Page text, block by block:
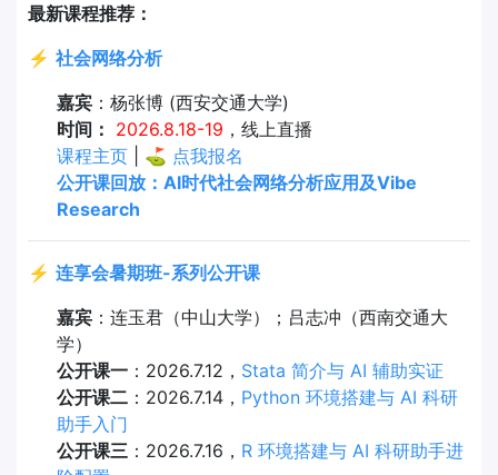
最新课程推荐：
⚡ 社会网络分析
嘉宾：杨张博 (西安交通大学)
时间： 2026.8.18-19 ，线上直播
课程主页| ⛳ 点我报名
公开课回放：AI时代社会网络分析应用及Vibe
Research
⚡ 连享会暑期班-系列公开课
嘉宾：连玉君（中山大学）；吕志冲（西南交通大
学）
公开课一：2026.7.12， Stata 简介与 AI 辅助实证
公开课二：2026.7.14， Python 环境搭建与 AI 科研
助手入门
公开课三 ：2026.7.16， R 环境搭建与 AI 科研助手进